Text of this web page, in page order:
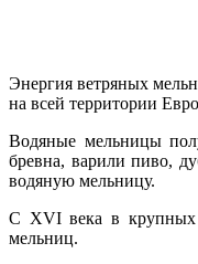
Энергия ветряных
на всей территории
Водяные мельницы
бревна, варили пиво,
водяную мельницу.
С XVI века в крупных
мельниц.